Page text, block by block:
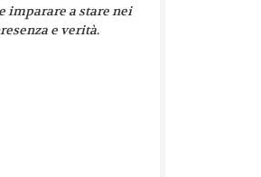
imparare a stare nei
e verità.